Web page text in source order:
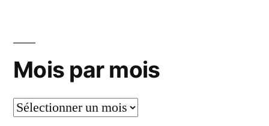
Mois par mois
Mois